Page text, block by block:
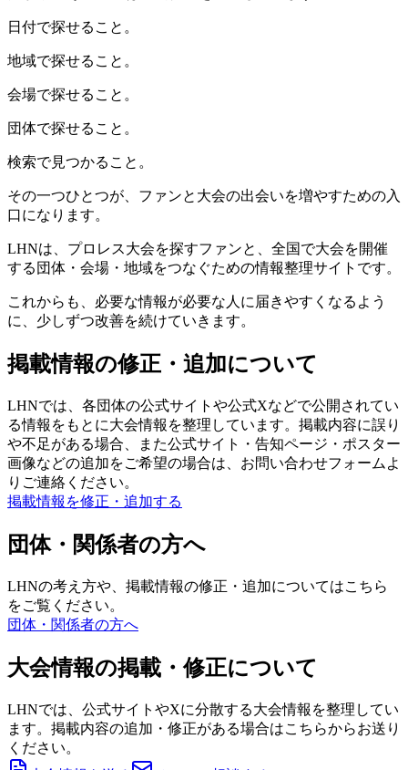
日付で探せること。
地域で探せること。
会場で探せること。
団体で探せること。
検索で見つかること。
その一つひとつが、ファンと大会の出会いを増やすための入
口になります。
LHNは、プロレス大会を探すファンと、全国で大会を開催
する団体・会場・地域をつなぐための情報整理サイトです。
これからも、必要な情報が必要な人に届きやすくなるよう
に、少しずつ改善を続けていきます。
掲載情報の修正・追加について
LHNでは、各団体の公式サイトや公式Xなどで公開されてい
る情報をもとに大会情報を整理しています。掲載内容に誤り
や不足がある場合、また公式サイト・告知ページ・ポスター
画像などの追加をご希望の場合は、お問い合わせフォームよ
りご連絡ください。
掲載情報を修正・追加する
団体・関係者の方へ
LHNの考え方や、掲載情報の修正・追加についてはこちら
をご覧ください。
団体・関係者の方へ
大会情報の掲載・修正について
LHNでは、公式サイトやXに分散する大会情報を整理してい
ます。掲載内容の追加・修正がある場合はこちらからお送り
ください。